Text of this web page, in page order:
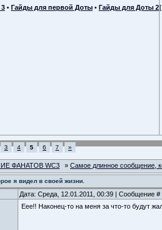
• Гайды для первой Доты • Гайды для Доты 2
3 4 5 6 7 »
ФАНАТОВ WC3 » Самое длинное сообщение,
я видел в своей жизни.
Дата: Среда, 12.01.2011, 00:39 | Сообщение #
Еее!! Наконец-то на меня за что-то будут